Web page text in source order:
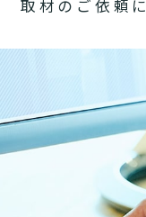
取 材 の ご 依 頼 に